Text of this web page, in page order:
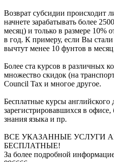
Возврат субсидии происходит
начнете зарабатывать более
месяц) и только в размере
в год. К примеру, если Вы стали
вычтут менее 10 фунтов в
Более ста курсов в различных
множество скидок (на
Council Tax и многое другое.
Бесплатные курсы английского
зарегистрировавшихся в офисе,
знания языка и пр.
ВСЕ УКАЗАННЫЕ УСЛУГИ
БЕСПЛАТНЫЕ!
За более подробной